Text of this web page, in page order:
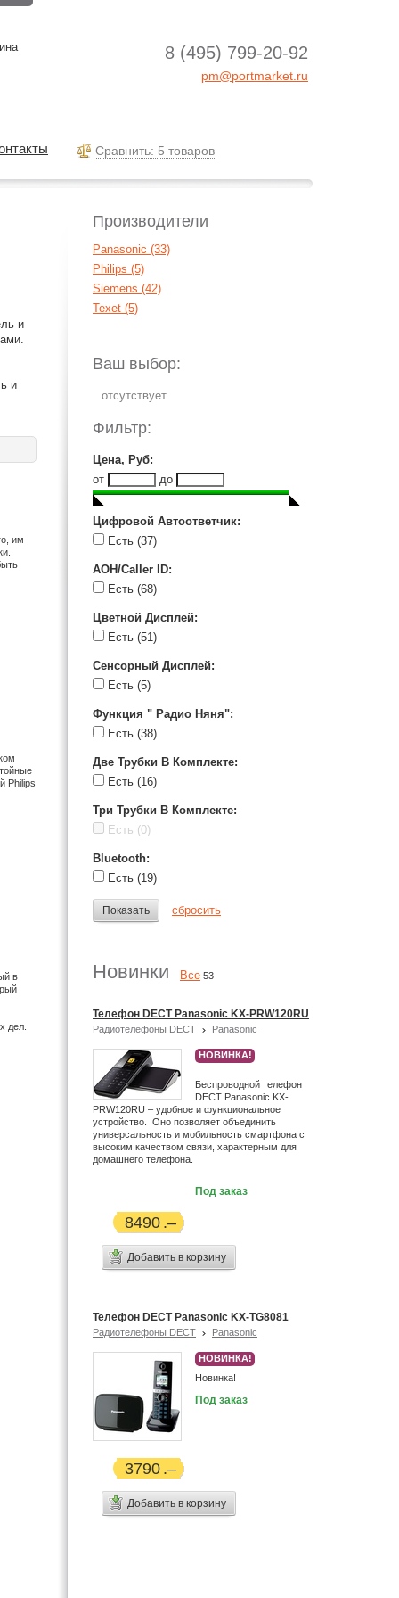
и
и
им
Philips
в
дел.
Производители
Panasonic (33)
Philips (5)
Siemens (42)
Texet (5)
Ваш выбор:
Фильтр:
Цена, Руб:
от
до
Цифровой Автоответчик:
Есть (37)
АОН/Caller ID:
Есть (68)
Цветной Дисплей:
Есть (51)
Сенсорный Дисплей:
Есть (5)
Функция " Радио Няня":
Есть (38)
Две Трубки В Комплекте:
Есть (16)
Три Трубки В Комплекте:
Есть (0)
Bluetooth:
Есть (19)
Показать сбросить
Новинки Все 53
Телефон DECT Panasonic KX-PRW120RU
Радиотелефоны DECT Panasonic
НОВИНКА!
Беспроводной телефон
DECT Panasonic KX-
PRW120RU – удобное и функциональное
устройство. Оно позволяет объединить
универсальность и мобильность смартфона с
высоким качеством связи, характерным для
домашнего телефона.
Под заказ
8490
Добавить в корзину
Телефон DECT Panasonic KX-TG8081
Радиотелефоны DECT Panasonic
НОВИНКА!
Новинка!
Под заказ
3790
Добавить в корзину
8 (495) 799-20-92
pm@portmarket.ru
Cравнить: 5 товаров